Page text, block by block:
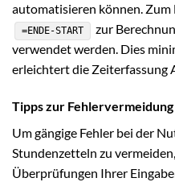
automatisieren können. Zum
=ENDE-START
zur
verwendet werden. Dies
erleichtert die Zeiterfassung
Tipps zur Fehlervermeidung
Um gängige Fehler bei der
Stundenzetteln zu
Überprüfungen Ihrer